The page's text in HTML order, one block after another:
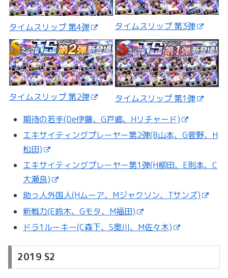
タイムスリップ 第4弾 タイムスリップ 第3弾
タイムスリップ 第2弾
タイムスリップ 第1弾
期待の若手(De伊藤、G戸郷、Hリチャード)
エキサイティングプレーヤー第2弾(B山本、G菅野、H
松田)
エキサイティングプレーヤー第1弾(H柳田、E則本、C
大瀬良)
助っ人外国人(Hムーア、Mジャクソン、Tサンズ)
新戦力(E鈴木、Gモタ、M福田)
ドラ1ルーキー(C森下、S奥川、M佐々木)
2019 S2